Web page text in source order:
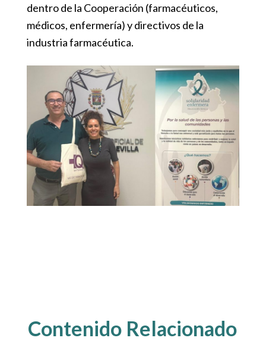
dentro de la Cooperación (farmacéuticos,
médicos, enfermería) y directivos de la
industria farmacéutica.
Contenido Relacionado